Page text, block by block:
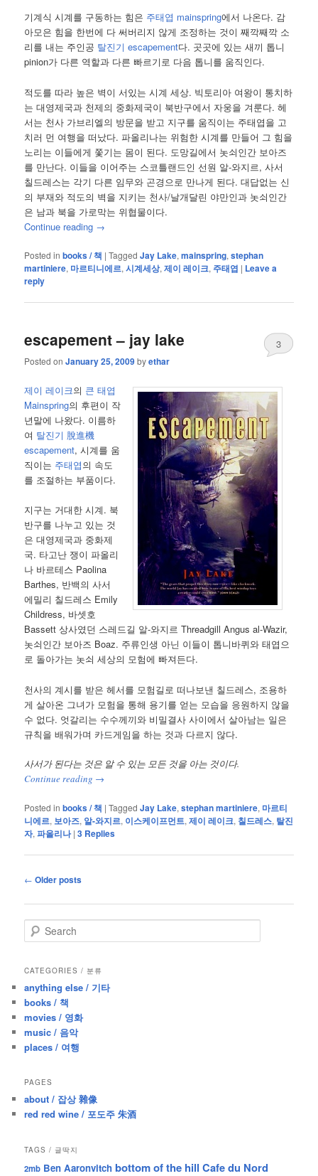
기계식 시계를 구동하는 힘은 주태엽 mainspring에서 나온다. 감
아모은 힘을 한번에 다 써버리지 않게 조정하는 것이 째깍째깍 소
리를 내는 주인공 탈진기 escapement다. 곳곳에 있는 새끼 톱니
pinion가 다른 역할과 다른 빠르기로 다음 톱니를 움직인다.
적도를 따라 높은 벽이 서있는 시계 세상. 빅토리아 여왕이 통치하
는 대영제국과 천제의 중화제국이 북반구에서 자웅을 겨룬다. 헤
서는 천사 가브리엘의 방문을 받고 지구를 움직이는 주태엽을 고
치러 먼 여행을 떠났다. 파올리나는 위험한 시계를 만들어 그 힘을
노리는 이들에게 쫓기는 몸이 된다. 도망길에서 놋쇠인간 보아즈
를 만난다. 이들을 이어주는 스코틀랜드인 선원 알-와지르, 사서
칠드레스는 각기 다른 임무와 곤경으로 만나게 된다. 대답없는 신
의 부재와 적도의 벽을 지키는 천사/날개달린 야만인과 놋쇠인간
은 남과 북을 가로막는 위협물이다.
Continue reading →
Posted in books / 책 |Tagged Jay Lake,mainspring,stephan
martiniere, 마르티니에르,시계세상,제이 레이크, 주태엽 | Leave a
reply
escapement – jay lake
Posted onJanuary 25, 2009byethar
3
제이 레이크의 큰 태엽
Mainspring의 후편이 작
년말에 나왔다. 이름하
여 탈진기 脫進機
escapement, 시계를 움
직이는 주태엽의 속도
를 조절하는 부품이다.
지구는 거대한 시계. 북
반구를 나누고 있는 것
은 대영제국과 중화제
국. 타고난 쟁이 파올리
나 바르테스 Paolina
Barthes, 반백의 사서
에밀리 칠드레스 Emily
Childress, 바셋호
Bassett 상사였던 스레드길 알-와지르 Threadgill Angus al-Wazir,
놋쇠인간 보아즈 Boaz. 주류인생 아닌 이들이 톱니바퀴와 태엽으
로 돌아가는 놋쇠 세상의 모험에 빠져든다.
천사의 계시를 받은 헤서를 모험길로 떠나보낸 칠드레스, 조용하
게 살아온 그녀가 모험을 통해 용기를 얻는 모습을 응원하지 않을
수 없다. 엇갈리는 수수께끼와 비밀결사 사이에서 살아남는 일은
규칙을 배워가며 카드게임을 하는 것과 다르지 않다.
사서가 된다는 것은 알 수 있는 모든 것을 아는 것이다.
Continue reading →
Posted in books / 책 |Tagged Jay Lake,stephan martiniere, 마르티
니에르, 보아즈, 알-와지르, 이스케이프먼트,제이 레이크, 칠드레스, 탈진
자,파올리나 |3 Replies
Post
← Older posts
e
r
h
CATEGORIES / 분류
anything else / 기타
books / 책
movies / 영화
music / 음악
places / 여행
PAGES
about / 잡상 雜像
red red wine / 포도주 朱酒
TAGS / 글딱지
2mb Ben Aaronvitch bottom of the hill Cafe du Nord